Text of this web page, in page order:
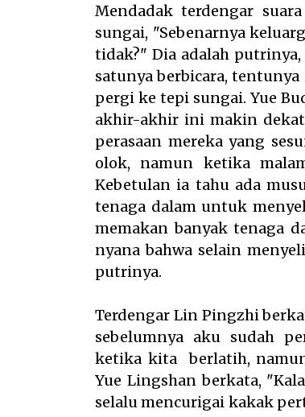
Mendadak terdengar
sungai, "Sebenarnya
tidak?" Dia adalah
satunya berbicara,
pergi ke tepi sungai. Yue
akhir-akhir ini makin
perasaan mereka yang
olok, namun ketika
Kebetulan ia tahu ada
tenaga dalam untuk
memakan banyak tenaga
nyana bahwa selain
putrinya.
Terdengar Lin Pingzhi
sebelumnya aku sudah
ketika kita berlatih,
Yue Lingshan berkata,
selalu mencurigai kakak